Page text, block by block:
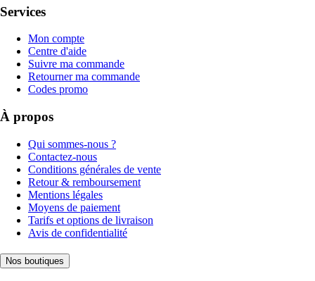
Services
Mon compte
Centre d'aide
Suivre ma commande
Retourner ma commande
Codes promo
À propos
Qui sommes-nous ?
Contactez-nous
Conditions générales de vente
Retour & remboursement
Mentions légales
Moyens de paiement
Tarifs et options de livraison
Avis de confidentialité
Nos boutiques